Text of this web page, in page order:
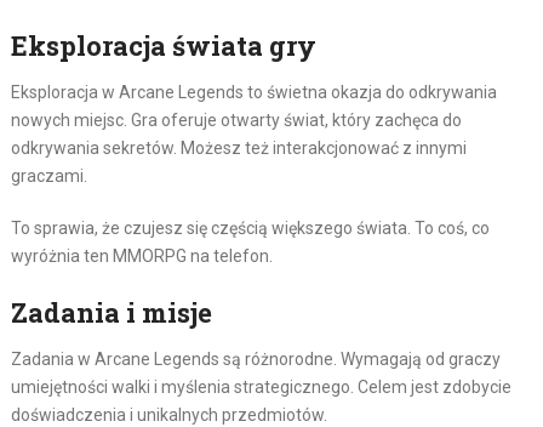
Eksploracja świata gry
Eksploracja w Arcane Legends to świetna okazja do odkrywania
nowych miejsc. Gra oferuje otwarty świat, który zachęca do
odkrywania sekretów. Możesz też interakcjonować z innymi
graczami.
To sprawia, że czujesz się częścią większego świata. To coś, co
wyróżnia ten MMORPG na telefon.
Zadania i misje
Zadania w Arcane Legends są różnorodne. Wymagają od graczy
umiejętności walki i myślenia strategicznego. Celem jest zdobycie
doświadczenia i unikalnych przedmiotów.